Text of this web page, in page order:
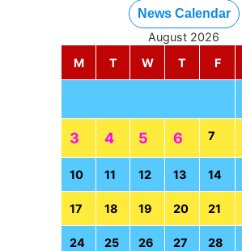
News Calendar
August 2026
M
T W T F
3 4 5 6 7
10 11 12 13 14
17 18 19 20 21
24 25 26 27 28